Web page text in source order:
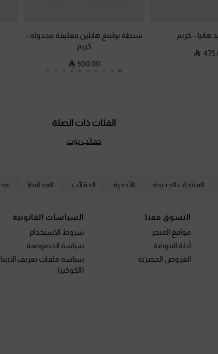
هانيا - كريم شنطة بولينغ هايلين بتعليقة مجدولة -
كريم
500.00
الفئات ذات الصلة
حقائب توت
المنتجات الجديدة الأحذية الحقائب المحافظ
التسوق معنا
مواقع المتجر
أدلة الموضة
العروض الحصرية
السياسات القانونية
شروط الاستخدام
سياسة الخصوصية
سياسة ملفات تعريف
(الكوكيز)